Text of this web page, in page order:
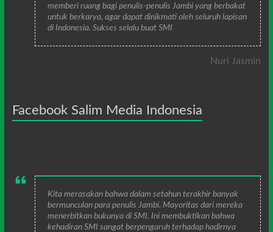
memberi ruang bagi penulis-penulis Jambi yang berbakat
untuk berkarya, agar dapat dinikmati oleh seluruh lapisan
di Indonesia. Sukses selalu buat SMI
Nuri Jasmin
Facebook Salim Media Indonesia
Kita merasakan bahwa dalam setahun terakhir banyak
bermunculan para penulis Jambi. Mayoritas dari mereka
menerbitkan bukunya di SMI. Ini membuktikan bahwa
kehadiran SMI sangat berpengaruh terhadap hadirnya